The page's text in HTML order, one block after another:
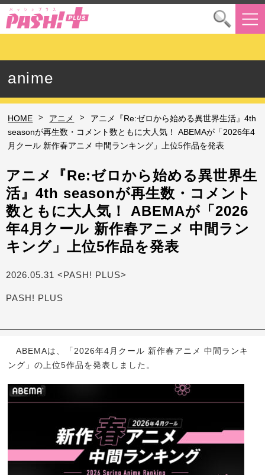
anime
HOME > アニメ >
アニメ『Re:ゼロから始める異世界生活』4th
seasonが再生数・コメント数ともに大人気！ ABEMAが「2026年4
月クール 新作春アニメ 中間ランキング」上位5作品を発表
アニメ『Re:ゼロから始める異世界生
活』4th seasonが再生数・コメント
数ともに大人気！ ABEMAが「2026
年4月クール 新作春アニメ 中間ラン
キング」上位5作品を発表
2026.05.31 <PASH! PLUS>
PASH! PLUS
ABEMAは、「2026年4月クール 新作春アニメ 中間ランキ
ング」の上位5作品を発表しました。